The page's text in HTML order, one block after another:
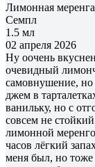
Лимонная меренга
Семпл
1.5 мл
02 апреля 2026
Ну оочень
очевидный
самовнушение,
джем в
ванильку, но с
совсем не
лимонной
часов лёгкий
меня был, но